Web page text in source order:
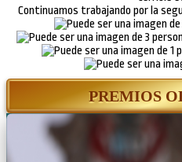
Continuamos trabajando por la
PREMIOS